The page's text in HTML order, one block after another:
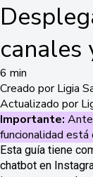
canales
6 min
Creado por Ligia
Actualizado por
Importante:
funcionalidad
Esta guía tiene
chatbot en